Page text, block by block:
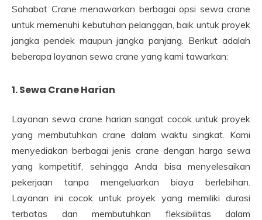
Sahabat Crane menawarkan berbagai opsi sewa crane
untuk memenuhi kebutuhan pelanggan, baik untuk proyek
jangka pendek maupun jangka panjang. Berikut adalah
beberapa layanan sewa crane yang kami tawarkan:
1. Sewa Crane Harian
Layanan sewa crane harian sangat cocok untuk proyek
yang membutuhkan crane dalam waktu singkat. Kami
menyediakan berbagai jenis crane dengan harga sewa
yang kompetitif, sehingga Anda bisa menyelesaikan
pekerjaan tanpa mengeluarkan biaya berlebihan.
Layanan ini cocok untuk proyek yang memiliki durasi
terbatas dan membutuhkan fleksibilitas dalam